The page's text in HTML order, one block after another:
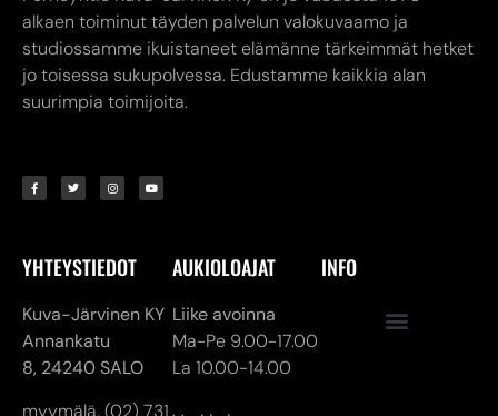
alkaen toiminut täyden palvelun valokuvaamo ja
studiossamme ikuistaneet elämänne tärkeimmät hetket
jo toisessa sukupolvessa. Edustamme kaikkia alan
suurimpia toimijoita.
YHTEYSTIEDOT
Kuva-Järvinen KY
Annankatu
8, 24240 SALO
myymälä. (02) 731
AUKIOLOAJAT
Liike avoinna
Ma-Pe 9.00-17.00
La 10.00-14.00
INFO